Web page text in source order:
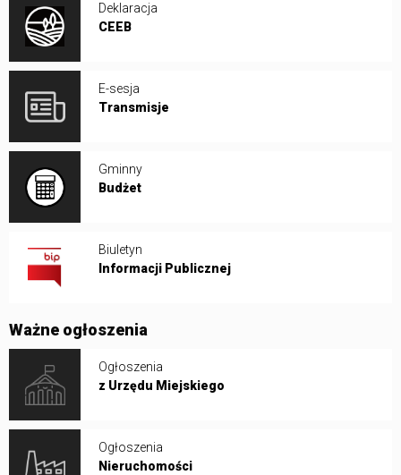
Deklaracja
CEEB
E-sesja
Transmisje
Gminny
Budżet
Biuletyn
Informacji Publicznej
Ważne ogłoszenia
Ogłoszenia
z Urzędu Miejskiego
Ogłoszenia
Nieruchomości